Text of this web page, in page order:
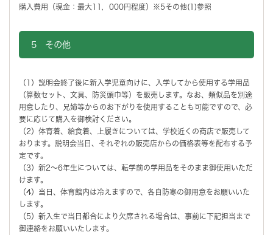
購入費用（現金：最大11，000円程度）※5その他(1)参照
5 その他
（1）説明会終了後に新入学児童向けに、入学してから使用する学用品
（算数セット、文具、防災頭巾等）を販売します。なお、類似品を別途
用意したり、兄姉等からのお下がりを使用することも可能ですので、必
要に応じて購入を御検討ください。
（2）体育着、給食着、上履きについては、学校近くの商店で販売して
おります。説明会当日、それぞれの販売店からの価格表等を配布する予
定です。
（3）新2～6年生については、転学前の学用品をそのまま御使用いただ
けます。
（4）当日、体育館内は冷えますので、各自防寒の御用意をお願いいた
します。
（5）新入生で当日都合により欠席される場合は、事前に下記担当まで
御連絡をお願いいたします。